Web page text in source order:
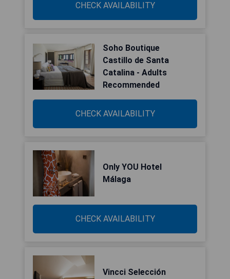
CHECK AVAILABILITY
Soho Boutique
Castillo de Santa
Catalina - Adults
Recommended
CHECK AVAILABILITY
Only YOU Hotel
Málaga
CHECK AVAILABILITY
Vincci Selección